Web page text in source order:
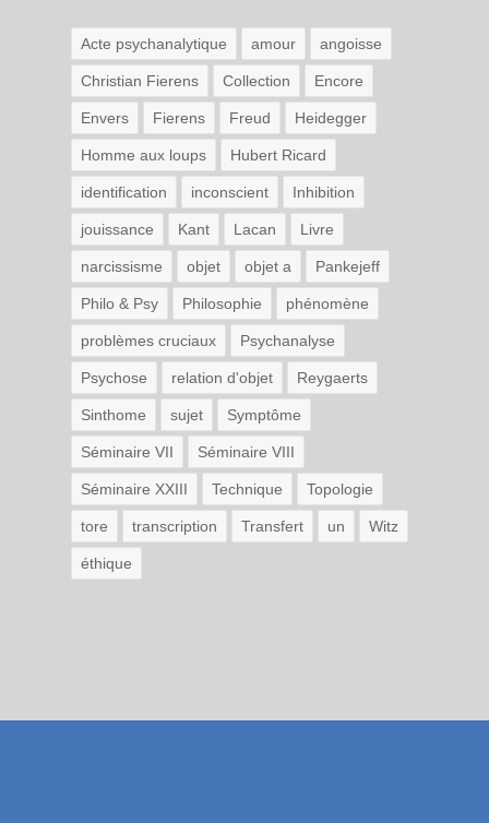
Acte psychanalytique amour angoisse
Christian Fierens Collection Encore
Envers Fierens Freud Heidegger
Homme aux loups Hubert Ricard
identification inconscient Inhibition
jouissance Kant Lacan Livre
narcissisme objet objet a Pankejeff
Philo & Psy Philosophie phénomène
problèmes cruciaux Psychanalyse
Psychose relation d'objet Reygaerts
Sinthome sujet Symptôme
Séminaire VII Séminaire VIII
Séminaire XXIII Technique Topologie
tore transcription Transfert un Witz
éthique